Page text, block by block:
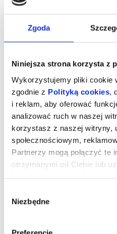
Zgoda
Niniejsza strona korzysta z
Wykorzystujemy pliki cookie
zgodnie z Polityką cookies
i reklam, aby oferować
analizować ruch w naszej
korzystasz z naszej witryny,
społecznościowym,
Partnerzy mogą połączyć te
otrzymanymi od Ciebie lub
zgody
Niezbędne
Spektakl "Salon
piękną kobietę, której życie
różnych zabiegów próbuje ona
sens życia. Odnowa duchowa,
Cała historia przepełniona jest
zabawnymi zwrotami akcji.